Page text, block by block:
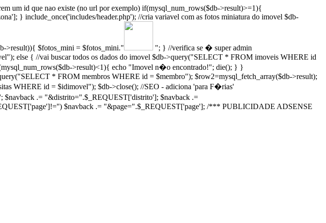
um id que nao existe (no url por exemplo) if(mysql_num_rows($db->result)>=1){
} include_once('includes/header.php'); //cria variavel com as fotos miniatura do imovel $db-
>result)){ $fotos_mini = $fotos_mini."
"; } //verifica se � super admin
else { //vai buscar todos os dados do imovel $db->query("SELECT * FROM imoveis WHERE id
>result)<1){ echo "Imovel n�o encontrado!"; die(); } }
* FROM membros WHERE id = $membro"); $row2=mysql_fetch_array($db->result);
WHERE id = $idimovel"); $db->close(); //SEO - adiciona 'para F�rias'
.= "&distrito=".$_REQUEST['distrito']; $navback .=
$navback .= "&page=".$_REQUEST['page']; /*** PUBLICIDADE ADSENSE